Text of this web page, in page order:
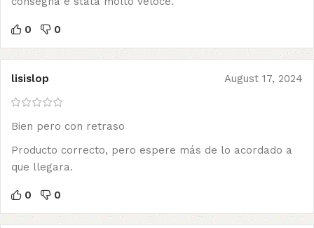
0 0
lisislop August 17, 2024
Bien pero con retraso
Producto correcto, pero espere más de lo acordado a
que llegara.
0 0